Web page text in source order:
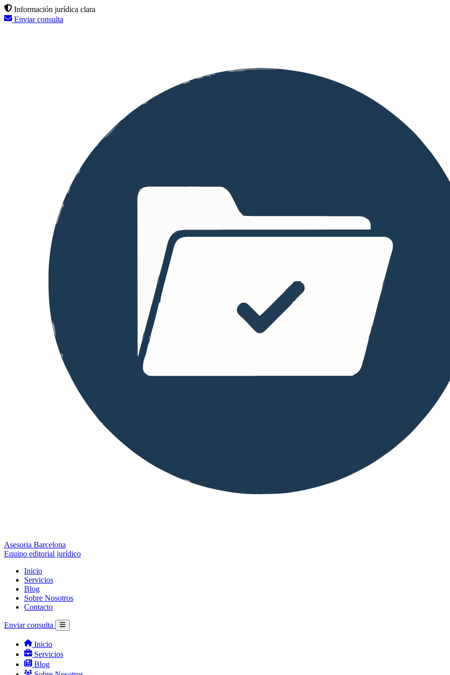
Información jurídica clara
Enviar consulta
Asesoria Barcelona
Equipo editorial jurídico
Inicio
Servicios
Blog
Sobre Nosotros
Contacto
Enviar consulta
Inicio
Servicios
Blog